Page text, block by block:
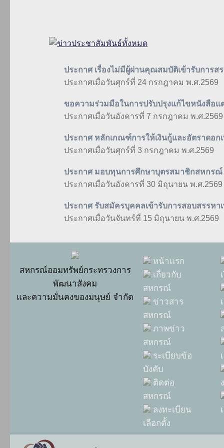
ประกาศ เรื่องไม่มีผู้ผ่านคุณสมบัติเข้ารับการ
ประกาศเมื่อวันศุกร์ที่ 24 กรกฎาคม พ.ศ.2569
ขอความร่วมมือในการปรับปรุงแก้ไขหนังสือแ
ประกาศเมื่อวันอังคารที่ 7 กรกฎาคม พ.ศ.2569
ประกาศ หลักเกณฑ์การให้เงินกู้และอัตราดอก
ประกาศเมื่อวันศุกร์ที่ 3 กรกฎาคม พ.ศ.2569
ประกาศ มอบทุนการศึกษาบุตรสมาชิกสหกร
ประกาศเมื่อวันอังคารที่ 30 มิถุนายน พ.ศ.2569
ประกาศ รับสมัครบุคคลเข้ารับการสอบสรรห
ประกาศเมื่อวันจันทร์ที่ 15 มิถุนายน พ.ศ.2569
สหกรณ์ออมทรัพย์กระทรวงการ
พัฒนาสังคม
และความมั่นคงของมนุษย์ จำกัด
หน้าแรก
เกี่ยวกับ
สหกรณ์
ข่าวสาร
สหกรณ์
ภาพข่าว
สหกรณ์
ระเบียบข้อ
บังคับ
ติดต่อ
สหกรณ์
ลงทะเบียน
เลือกตั้ง